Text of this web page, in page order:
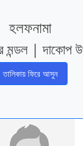
হলফনামা
মন্ডল | দাকোপ
তালিকায় ফিরে আসুন